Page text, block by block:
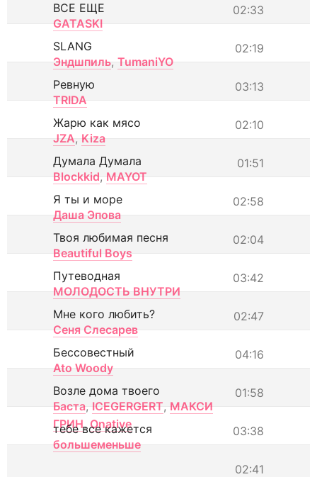
02:33
ВСЕ ЕЩЕ
GATASKI
02:19
SLANG
Эндшпиль, TumaniYO
03:13
Ревную
TRIDA
02:10
Жарю как мясо
JZA, Kiza
01:51
Думала Думала
Blockkid, MAYOT
02:58
Я ты и море
Даша Эпова
02:04
Твоя любимая песня
Beautiful Boys
03:42
Путеводная
МОЛОДОСТЬ ВНУТРИ
02:47
Мне кого любить?
Сеня Слесарев
04:16
Бессовестный
Ato Woody
01:58
Возле дома твоего
Баста, ICEGERGERT, МАКСИ
ГРИН, Onative 03:38
тебе все кажется
большеменьше
02:41